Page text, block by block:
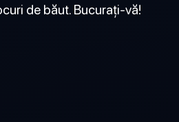
de băut. Bucurați-vă!